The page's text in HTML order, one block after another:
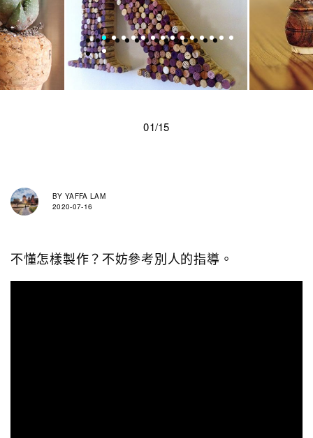
01/15
BY YAFFA LAM
2020-07-16
不懂怎樣製作？不妨參考別人的指導。